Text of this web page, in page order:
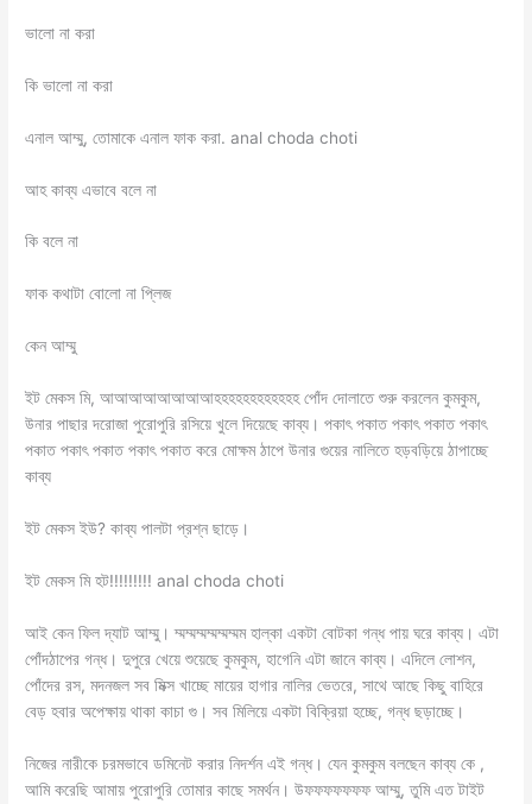
ভালো না করা
কি ভালো না করা
এনাল আম্মু, তোমাকে এনাল ফাক করা. anal choda choti
আহ কাব্য এভাবে বলে না
কি বলে না
ফাক কথাটা বোলো না প্লিজ
কেন আম্মু
ইট মেকস মি, আআআআআআআআহহহহহহহহহহহহ পোঁদ দোলাতে শুরু করলেন কুমকুম,
উনার পাছার দরোজা পুরোপুরি রসিয়ে খুলে দিয়েছে কাব্য। পকাৎ পকাত পকাৎ পকাত পকাৎ
পকাত পকাৎ পকাত পকাৎ পকাত করে মোক্ষম ঠাপে উনার গুয়ের নালিতে হড়বড়িয়ে ঠাপাচ্ছে
কাব্য
ইট মেকস ইউ? কাব্য পালটা প্রশ্ন ছাড়ে।
ইট মেকস মি হট!!!!!!!!! anal choda choti
আই কেন ফিল দ্যাট আম্মু। ম্মম্মম্মম্মম্মম্মম হাল্কা একটা বোটকা গন্ধ পায় ঘরে কাব্য। এটা
পোঁদঠাপের গন্ধ। দুপুরে খেয়ে শুয়েছে কুমকুম, হাগেনি এটা জানে কাব্য। এদিলে লোশন,
পোঁদের রস, মদনজল সব মিক্স খাচ্ছে মায়ের হাগার নালির ভেতরে, সাথে আছে কিছু বাহিরে
বেড় হবার অপেক্ষায় থাকা কাচা গু। সব মিলিয়ে একটা বিক্রিয়া হচ্ছে, গন্ধ ছড়াচ্ছে।
নিজের নারীকে চরমভাবে ডমিনেট করার নিদর্শন এই গন্ধ। যেন কুমকুম বলছেন কাব্য কে ,
আমি করেছি আমায় পুরোপুরি তোমার কাছে সমর্থন। উফফফফফফফ আম্মু, তুমি এত টাইট